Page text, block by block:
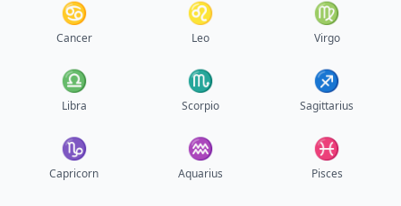
♋︎
Cancer
♌︎
Leo
♍︎
Virgo
♎︎
Libra
♏︎
Scorpio
♐︎
Sagittarius
♑︎
Capricorn
♒︎
Aquarius
♓︎
Pisces